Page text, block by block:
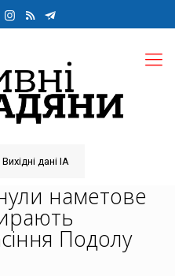
Вихідні дані ІА
наметове
Подолу